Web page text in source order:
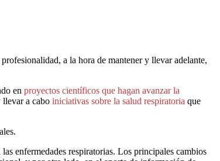
a la hora de mantener y llevar adelante,
en proyectos científicos que hagan avanzar la
a cabo iniciativas sobre la salud respiratoria que
enfermedades respiratorias. Los principales cambios